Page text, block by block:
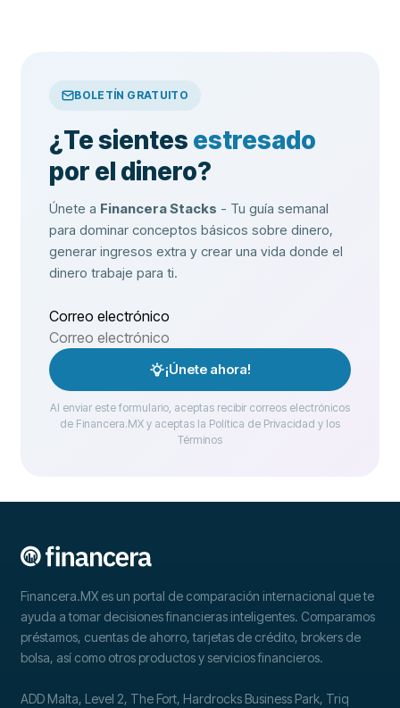
BOLETÍN GRATUITO
¿Te sientes estresado
por el dinero?
Únete a Financera Stacks - Tu guía semanal
para dominar conceptos básicos sobre dinero,
generar ingresos extra y crear una vida donde el
dinero trabaje para ti.
Correo electrónico
¡Únete ahora!
Al enviar este formulario, aceptas recibir correos electrónicos
de Financera.MX y aceptas la Política de Privacidad y los
Términos
Financera.MX es un portal de comparación internacional que te
ayuda a tomar decisiones financieras inteligentes. Comparamos
préstamos, cuentas de ahorro, tarjetas de crédito, brokers de
bolsa, así como otros productos y servicios financieros.
ADD Malta, Level 2, The Fort, Hardrocks Business Park, Triq